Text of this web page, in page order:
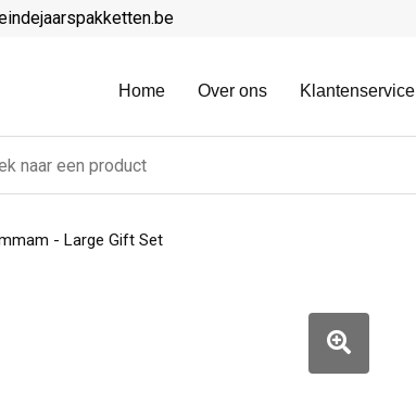
Home Over ons Klantenservice
- Large Gift Set